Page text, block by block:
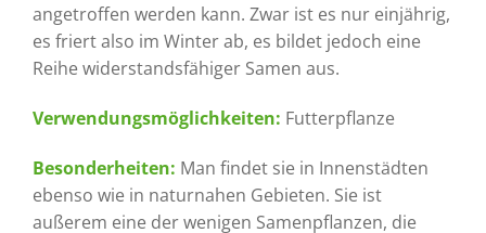
angetroffen werden kann. Zwar ist es nur einjährig,
es friert also im Winter ab, es bildet jedoch eine
Reihe widerstandsfähiger Samen aus.
Verwendungsmöglichkeiten: Futterpflanze
Besonderheiten: Man findet sie in Innenstädten
ebenso wie in naturnahen Gebieten. Sie ist
außerem eine der wenigen Samenpflanzen, die